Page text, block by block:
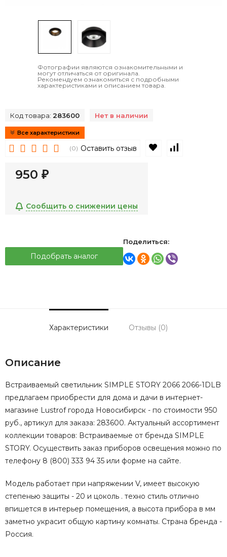
Фотографии являются ознакомительными и
могут отличаться от оригинала.
Рекомендуем ознакомиться с подробными
характеристиками и описанием товара.
Код товара: 283600 Нет в наличии
Все характеристики
(0) Оставить отзыв В избранное
950 ₽
Сообщить о снижении цены
Подобрать аналог
Поделиться:
Характеристики Отзывы (0)
Описание
Встраиваемый светильник SIMPLE STORY 2066 2066-1DLB
предлагаем приобрести для дома и дачи в интернет-
магазине Lustrof города Новосибирск - по стоимости 950
руб., артикул для заказа: 283600. Актуальный ассортимент
коллекции товаров: Встраиваемые от бренда SIMPLE
STORY. Осуществить заказ приборов освещения можно по
телефону 8 (800) 333 94 35 или форме на сайте.
Модель работает при напряжении V, имеет высокую
степенью защиты - 20 и цоколь . техно стиль отлично
впишется в интерьер помещения, а высота прибора в мм
заметно украсит общую картину комнаты. Страна бренда -
Россия.